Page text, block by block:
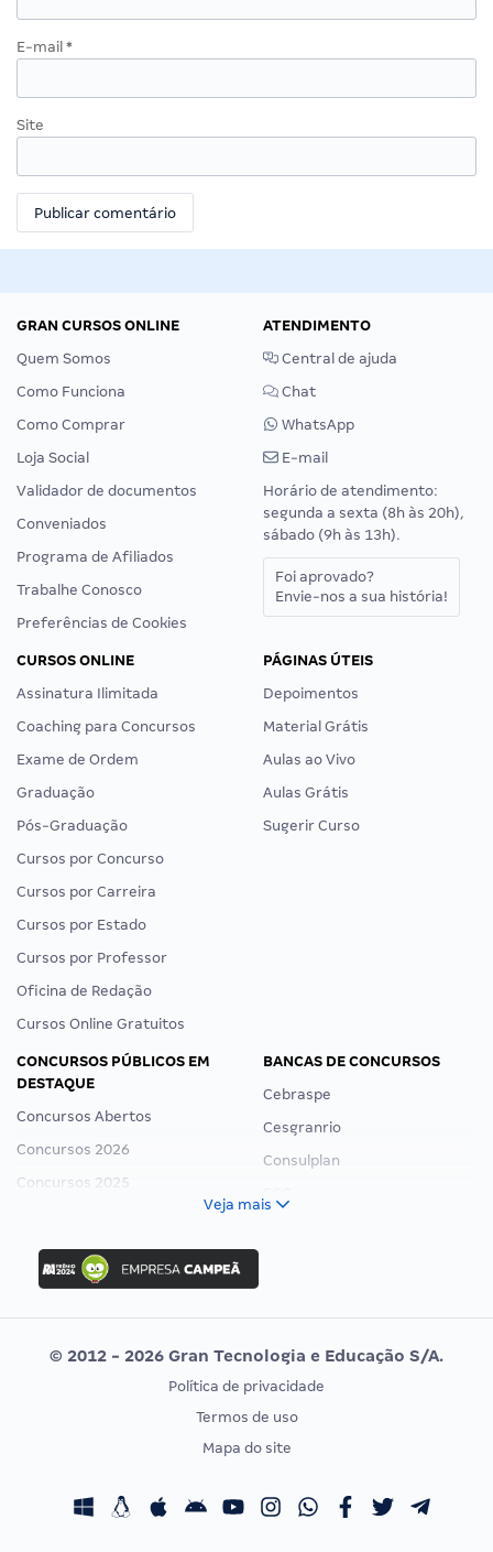
E-mail *
Site
GRAN CURSOS ONLINE
Quem Somos
Como Funciona
Como Comprar
Loja Social
Validador de documentos
Conveniados
Programa de Afiliados
Trabalhe Conosco
Preferências de Cookies
ATENDIMENTO
Central de ajuda
Chat
WhatsApp
E-mail
Horário de atendimento:
segunda a sexta (8h às 20h),
sábado (9h às 13h).
Foi aprovado?
Envie-nos a sua história!
CURSOS ONLINE
Assinatura Ilimitada
Coaching para Concursos
Exame de Ordem
Graduação
Pós-Graduação
Cursos por Concurso
Cursos por Carreira
Cursos por Estado
Cursos por Professor
Oficina de Redação
Cursos Online Gratuitos
PÁGINAS ÚTEIS
Depoimentos
Material Grátis
Aulas ao Vivo
Aulas Grátis
Sugerir Curso
CONCURSOS PÚBLICOS EM
DESTAQUE
Concursos Abertos
Concursos 2026
Concursos 2025
Concurso Ibama
Concurso MPU
Editais publicados
BANCAS DE CONCURSOS
Cebraspe
Cesgranrio
Consulplan
Vunesp
CONCURSOS POR PROFISSÃO
Concursos Fiscais
EXAME DE ORDEM
Calendário OAB
Veja mais
© 2012 - 2026 Gran Tecnologia e Educação S/A.
Política de privacidade
Termos de uso
Mapa do site